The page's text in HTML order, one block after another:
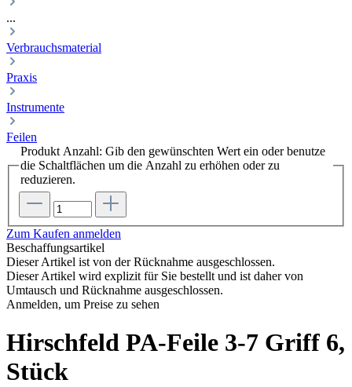
...
Verbrauchsmaterial
Praxis
Instrumente
Feilen
Produkt Anzahl: Gib den gewünschten Wert ein oder benutze
die Schaltflächen um die Anzahl zu erhöhen oder zu
reduzieren.
Zum Kaufen anmelden
Beschaffungsartikel
Dieser Artikel ist von der Rücknahme ausgeschlossen.
Dieser Artikel wird explizit für Sie bestellt und ist daher von
Umtausch und Rücknahme ausgeschlossen.
Anmelden, um Preise zu sehen
Hirschfeld PA-Feile 3-7 Griff 6,
Stück